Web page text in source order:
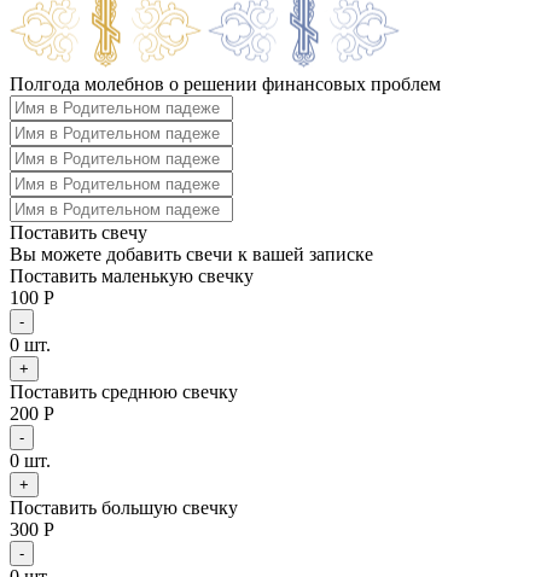
Полгода молебнов о решении финансовых проблем
Поставить свечу
Вы можете добавить свечи к вашей записке
Поставить маленькую свечку
100 Р
-
0 шт.
+
Поставить среднюю свечку
200 Р
-
0 шт.
+
Поставить большую свечку
300 Р
-